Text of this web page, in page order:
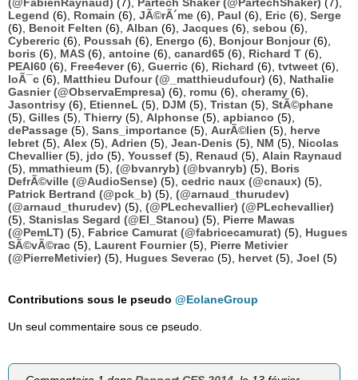
Legend (6), Romain (6), JÃ©rÃ´me (6), Paul (6), Eric (6), Serge
(6), Benoit Felten (6), Alban (6), Jacques (6), sebou (6),
Cybereric (6), Poussah (6), Energo (6), Bonjour Bonjour(6),
boris (6), MAS (6), antoine (6), canard65 (6), Richard T (6),
PEAI60 (6), Free4ever(6), Guerric (6), Richard (6), tvtweet (6),
loÃ¯c (6), Matthieu Dufour (@_matthieudufour) (6), Nathalie
Gasnier (@ObservaEmpresa) (6), romu (6), cheramy (6),
Jasontrisy (6), EtienneL (5), DJM (5), Tristan (5), StÃ©phane
(5), Gilles (5), Thierry (5), Alphonse (5), apbianco (5),
dePassage (5), Sans_importance (5), AurÃ©lien (5), herve
lebret (5), Alex (5), Adrien (5), Jean-Denis (5), NM (5), Nicolas
Chevallier(5), jdo (5), Youssef (5), Renaud (5), Alain Raynaud
(5), mmathieum (5), (@bvanryb) (@bvanryb) (5), Boris
DefrÃ©ville (@AudioSense) (5), cedric naux (@cnaux) (5),
Patrick Bertrand (@pck_b) (5), (@arnaud_thurudev)
(@arnaud_thurudev) (5), (@PLechevallier) (@PLechevallier)
(5), Stanislas Segard (@El_Stanou) (5), Pierre Mawas
(@PemLT) (5), Fabrice Camurat (@fabricecamurat) (5), Hugues
SÃ©vÃ©rac (5), Laurent Fournier(5), Pierre Metivier
(@PierreMetivier) (5), Hugues Severac (5), hervet (5), Joel (5)
Contributions sous le pseudo @EolaneGroup
Un seul commentaire sous ce pseudo.